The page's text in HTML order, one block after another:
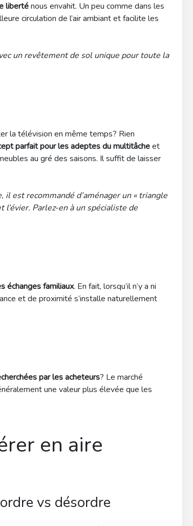
liberténous envahit. Un peu comme dans les
circulation de l’air ambiant et facilite les
un revêtement de sol unique pour toute la
la télévision en même temps? Rien
parfait pour les adeptes du multitâcheet
au gré des saisons. Il suffit de laisser
est recommandé d’aménager un « triangle
l’évier. Parlez-en à un spécialiste de
échanges familiaux. En fait, lorsqu’il n’y a ni
et de proximité s’installe naturellement
par les acheteurs? Le marché
une valeur plus élevée que les
en aire
vs désordre